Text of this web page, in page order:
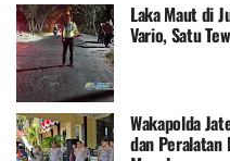
Laka Maut di
Vario, Satu
Wakapolda
dan